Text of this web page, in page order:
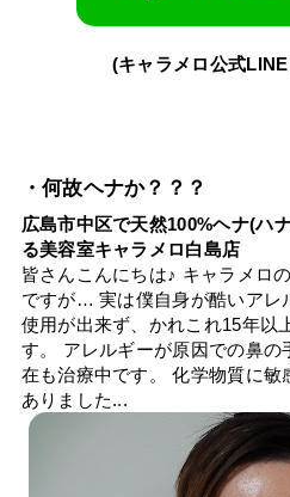
(キャラメロ公式
・何故ヘナか？？？
広島市中区で天然100%ヘナ(ハ
る美容室キャラメロ白島店
皆さんこんにちは♪ キャラメロ
ですが… 実は僕自身が酷いアレ
使用が出来ず、かれこれ15年以
す。 アレルギーが原因での鼻の
在も治療中です。 化学物質に敏
ありました...